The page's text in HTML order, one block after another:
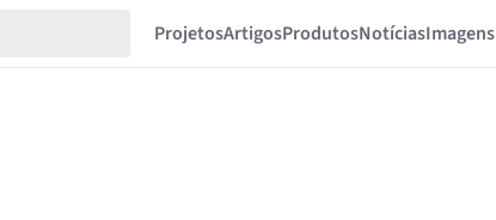
ProjetosArtigosProdutosNotíciasImagens